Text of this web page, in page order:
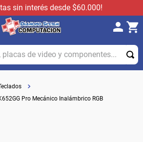
sin interés desde $60.000!
de video y componentes...
Pro Mecánico Inalámbrico RGB